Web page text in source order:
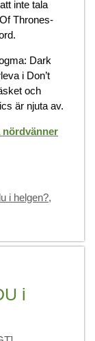
inte tala
Thrones-
Dark
i Don’t
och
är njuta av.
nördvänner
i helgen?,
i